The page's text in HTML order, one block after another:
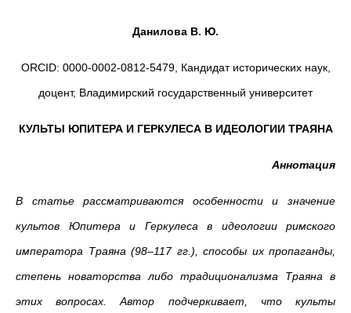
Данилова В. Ю.
ORCID: 0000-0002-0812-5479, Кандидат исторических наук,
доцент, Владимирский государственный университет
КУЛЬТЫ ЮПИТЕРА И ГЕРКУЛЕСА В ИДЕОЛОГИИ ТРАЯНА
Аннотация
В статье рассматриваются особенности и значение
культов Юпитера и Геркулеса в идеологии римского
императора Траяна (98–117 гг.), способы их пропаганды,
степень новаторства либо традиционализма Траяна в
этих вопросах. Автор подчеркивает, что культы